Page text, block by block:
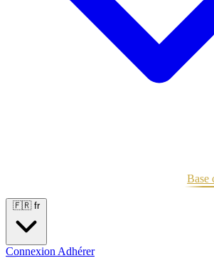
Base
🇫🇷 fr
Connexion Adhérer